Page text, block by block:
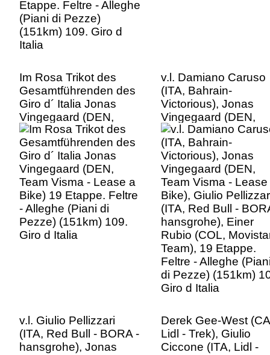
Im Rosa Trikot des
Gesamtführenden des
Giro d´ Italia Jonas
Vingegaard (DEN,
Team Visma - Lease a
Bike) 19 Etappe. Feltre
- Alleghe (Piani di
Pezze) (151km) 109.
Giro d Italia
v.l. Damiano Caruso
(ITA, Bahrain-
Victorious), Jonas
Vingegaard (DEN,
Team Visma - Lease
Bike), Giulio
(ITA, Red Bull -
hansgrohe), Einer
Rubio (COL,
Team), 19 Etappe.
Feltre - Alleghe
di Pezze) (151km)
Giro d Italia
v.l. Giulio Pellizzari
(ITA, Red Bull - BORA -
hansgrohe), Jonas
Derek Gee-West
Lidl - Trek), Giulio
Ciccone (ITA, Lidl -